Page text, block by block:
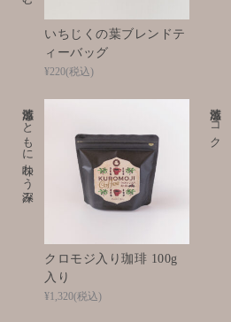
いちじくの葉ブレンドテ
ィーバッグ
¥220(税込)
クロモジ入り珈琲 100g
入り
清涼感とともに味わう深み
¥1,320(税込)
清涼感とコク